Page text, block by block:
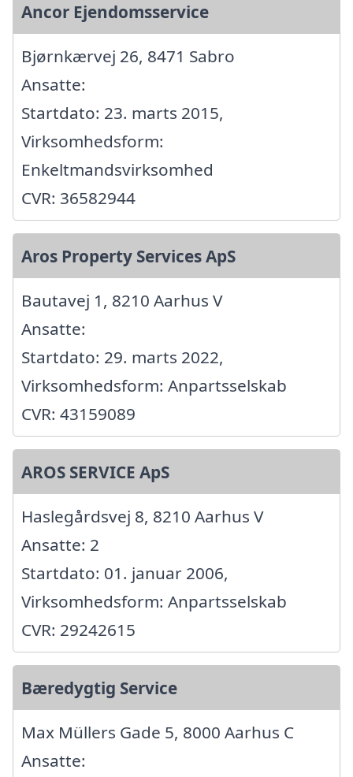
Ancor Ejendomsservice
Bjørnkærvej 26, 8471 Sabro
Ansatte:
Startdato: 23. marts 2015,
Virksomhedsform:
Enkeltmandsvirksomhed
CVR: 36582944
Aros Property Services ApS
Bautavej 1, 8210 Aarhus V
Ansatte:
Startdato: 29. marts 2022,
Virksomhedsform: Anpartsselskab
CVR: 43159089
AROS SERVICE ApS
Haslegårdsvej 8, 8210 Aarhus V
Ansatte: 2
Startdato: 01. januar 2006,
Virksomhedsform: Anpartsselskab
CVR: 29242615
Bæredygtig Service
Max Müllers Gade 5, 8000 Aarhus C
Ansatte: